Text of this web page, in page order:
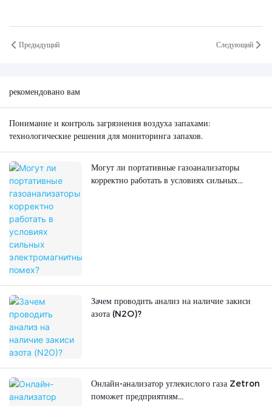
Предыдущий Следующий
рекомендовано вам
Понимание и контроль загрязнения воздуха запахами:
технологические решения для мониторинга запахов.
Могут ли портативные газоанализаторы
корректно работать в условиях сильных
Зачем проводить анализ на наличие закиси
азота (N2O)?
Онлайн-анализатор углекислого газа Zetron
поможет предприятиям